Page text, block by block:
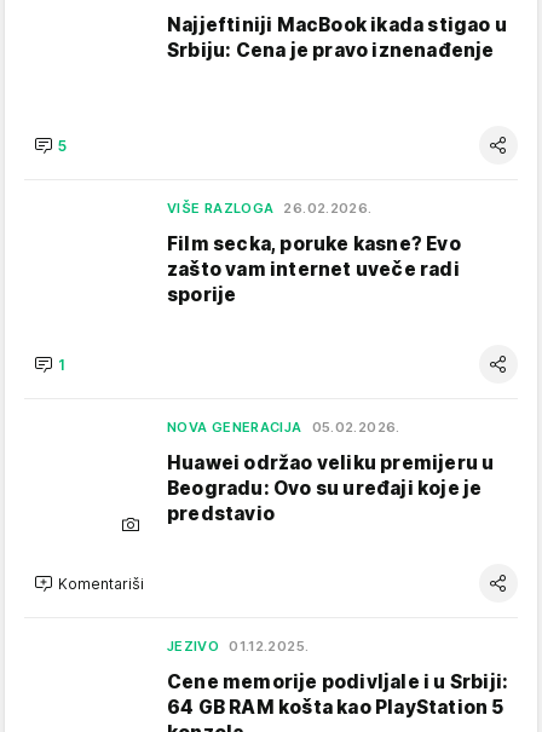
Najjeftiniji MacBook ikada stigao u
Srbiju: Cena je pravo iznenađenje
5
VIŠE RAZLOGA 26.02.2026.
Film secka, poruke kasne? Evo
zašto vam internet uveče radi
sporije
1
NOVA GENERACIJA 05.02.2026.
Huawei održao veliku premijeru u
Beogradu: Ovo su uređaji koje je
predstavio
Komentariši
JEZIVO 01.12.2025.
Cene memorije podivljale i u Srbiji:
64 GB RAM košta kao PlayStation 5